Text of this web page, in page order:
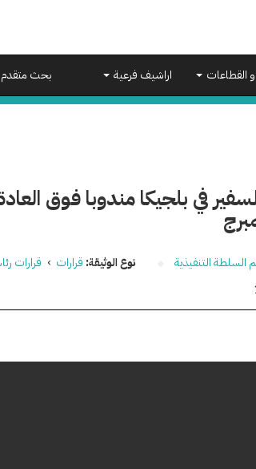
بحث متقدم
القطاعات اراشيف فرعية
في بلجيكا مندوبا فوق
السلطة التنفيذية نوع الوثيقة: قرارات › قرارات